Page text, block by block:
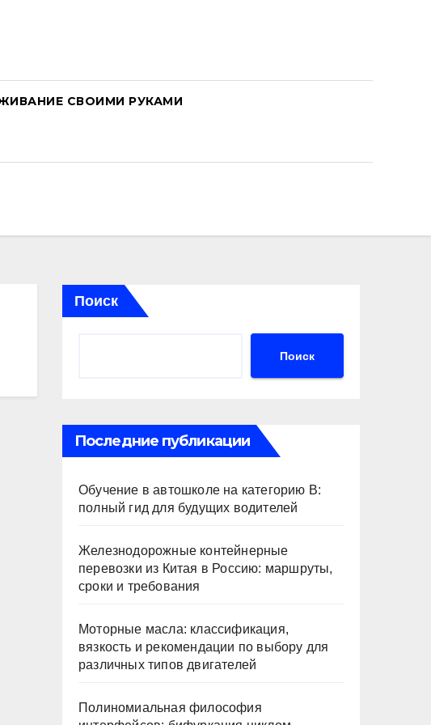
СВОИМИ РУКАМИ
Поиск
Поиск
Последние публикации
Обучение в автошколе на категорию В:
полный гид для будущих водителей
Железнодорожные контейнерные
перевозки из Китая в Россию: маршруты,
сроки и требования
Моторные масла: классификация,
вязкость и рекомендации по выбору для
различных типов двигателей
Полиномиальная философия